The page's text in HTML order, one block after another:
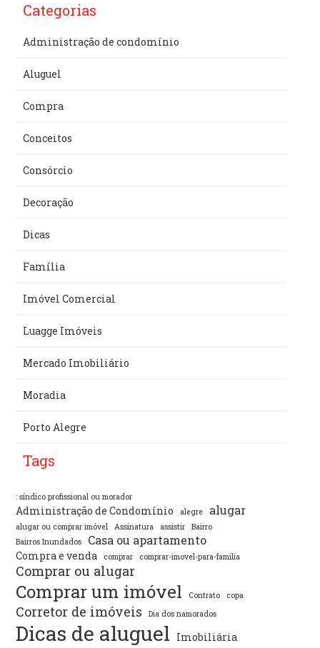
Categorias
Administração de condomínio
Aluguel
Compra
Conceitos
Consórcio
Decoração
Dicas
Família
Imóvel Comercial
Luagge Imóveis
Mercado Imobiliário
Moradia
Porto Alegre
Tags
: síndico profissional ou morador
Administração de Condomínio alegre alugar
alugar ou comprar imóvel Assinatura assistir
Bairro
Bairros Inundados
Casa ou apartamento
Compra e venda comprar comprar-imovel-para-familia
Comprar ou alugar
Comprar um imóvel Contrato copa
Corretor de imóveis Dia dos namorados
Dicas de aluguel Imobiliária